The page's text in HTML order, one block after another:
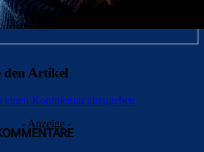
den Artikel
Kommentar abzugeben
- Anzeige -